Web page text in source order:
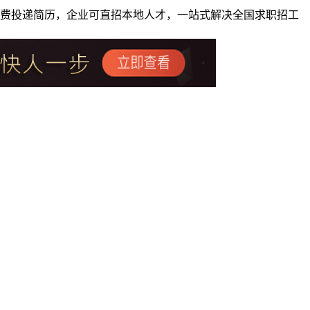
投递简历，企业可直招本地人才，一站式解决全国求职招工